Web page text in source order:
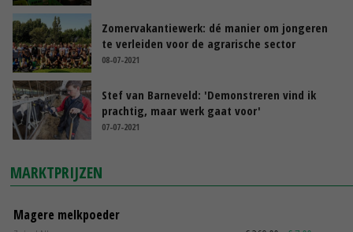
Zomervakantiewerk: dé manier om jongeren
te verleiden voor de agrarische sector
08-07-2021
Stef van Barneveld: 'Demonstreren vind ik
prachtig, maar werk gaat voor'
07-07-2021
MARKTPRIJZEN
Magere melkpoeder